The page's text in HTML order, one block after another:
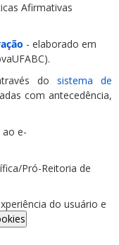
Afirmativas
- elaborado em
dosistema de
com antecedência,
ao e-
Pró-Reitoria de
do usuário e